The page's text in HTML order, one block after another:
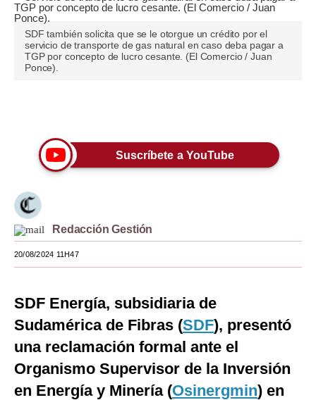
Editorial
Pregunta de hoy
Blogs
Viajes
Estilos
Mundo
EEUU
México
España
Internacional
Tecnología
SDF también solicita que se le otorgue un crédito por el
servicio de transporte de gas natural en caso deba pagar a
TGP por concepto de lucro cesante. (El Comercio / Juan
Ponce).
Suscríbete a YouTube
Redacción Gestión
20/08/2024 11H47
SDF Energía, subsidiaria de
Sudamérica de Fibras (SDF), presentó
una reclamación formal ante el
Organismo Supervisor de la Inversión
en Energía y Minería (Osinergmin) en